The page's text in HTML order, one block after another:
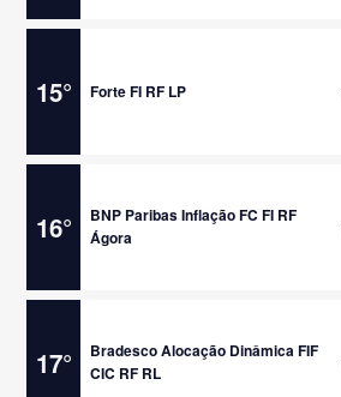
15° Forte FI RF LP
16°
BNP Paribas Inflação FC FI RF
Ágora
17°
Bradesco Alocação Dinâmica FIF
CIC RF RL